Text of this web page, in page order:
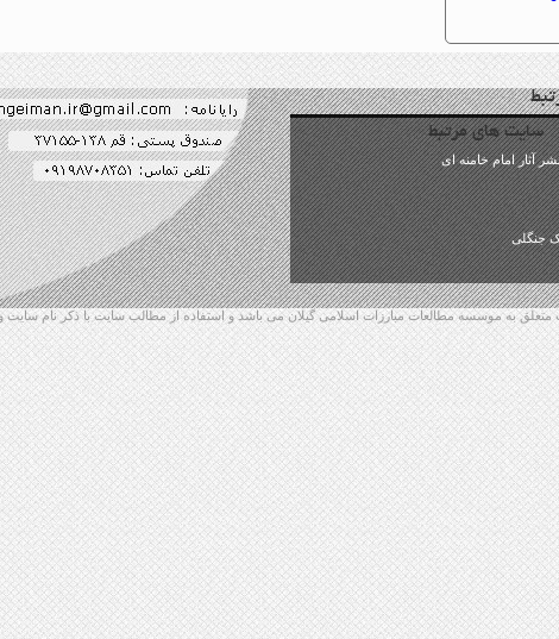
سایت های مرتبط
آثار امام خامنه ای
جنگلی
به موسسه مطالعات مبارزات اسلامی گیلان می باشد و استفاده از مطالب سایت با ذکر نام سایت و